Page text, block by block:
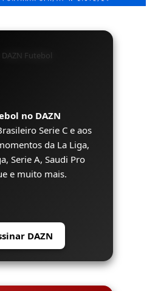
no DAZN
Serie C e aos
da La Liga,
Serie A, Saudi Pro
e muito mais.
DAZN